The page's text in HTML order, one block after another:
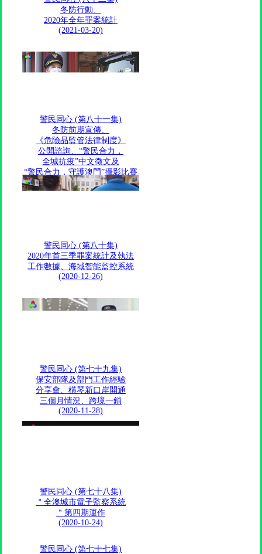
冬防行動、
2020年全年罪案統計
(2021-03-20)
警民同心 (第八十一集)
冬防前期宣傳、
《危險品監管法律制度》
公開諮詢、“警民合力，
全城抗疫”中文徵文及
“警民合力，守護澳門”攝影比賽
(2021-01-30)
警民同心 (第八十集)
2020年首三季罪案統計及執法
工作數據、海域智能監控系統
(2020-12-26)
警民同心 (第七十九集)
保安部隊及部門工作經驗
分享會、橫琴新口岸開通
三個月情況、跨境一鎖
(2020-11-28)
警民同心 (第七十八集)
＂全澳城市電子監察系統
＂第四期運作
(2020-10-24)
警民同心 (第七十七集)